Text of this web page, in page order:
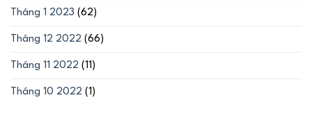
Tháng 1 2023 (62)
Tháng 12 2022 (66)
Tháng 11 2022 (11)
Tháng 10 2022 (1)